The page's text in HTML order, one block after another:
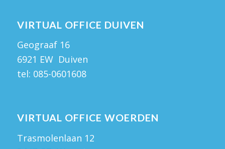
VIRTUAL OFFICE DUIVEN
Geograaf 16
6921 EW Duiven
tel: 085-0601608
VIRTUAL OFFICE WOERDEN
Trasmolenlaan 12